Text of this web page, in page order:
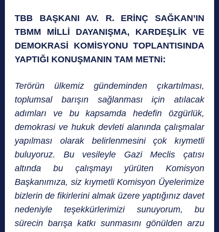
TBB BAŞKANI AV. R. ERİNÇ SAĞKAN’IN
TBMM MİLLİ DAYANIŞMA, KARDEŞLİK VE
DEMOKRASİ KOMİSYONU TOPLANTISINDA
YAPTIĞI KONUŞMANIN TAM METNi:
Terörün ülkemiz gündeminden çıkartılması,
toplumsal barışın sağlanması için atılacak
adımları ve bu kapsamda hedefin özgürlük,
demokrasi ve hukuk devleti alanında çalışmalar
yapılması olarak belirlenmesini çok kıymetli
buluyoruz. Bu vesileyle Gazi Meclis çatısı
altında bu çalışmayı yürüten Komisyon
Başkanımıza, siz kıymetli Komisyon Üyelerimize
bizlerin de fikirlerini almak üzere yaptığınız davet
nedeniyle teşekkürlerimizi sunuyorum, bu
sürecin barışa katkı sunmasını gönülden arzu